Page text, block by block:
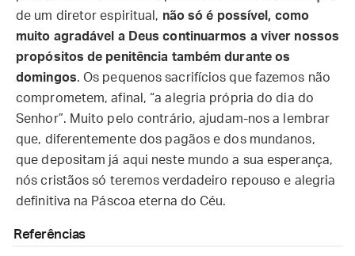
de um diretor espiritual, não só é possível, como
muito agradável a Deus continuarmos a viver nossos
propósitos de penitência também durante os
domingos. Os pequenos sacrifícios que fazemos não
comprometem, afinal, “a alegria própria do dia do
Senhor”. Muito pelo contrário, ajudam-nos a lembrar
que, diferentemente dos pagãos e dos mundanos,
que depositam já aqui neste mundo a sua esperança,
nós cristãos só teremos verdadeiro repouso e alegria
definitiva na Páscoa eterna do Céu.
Referências